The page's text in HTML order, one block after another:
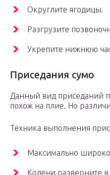
Округлите ягодицы.
Разгрузите
Укрепите нижнюю
Приседания сумо
Данный вид приседаний
похож на плие. Но
Техника выполнения
Максимально широко
Колени разверните